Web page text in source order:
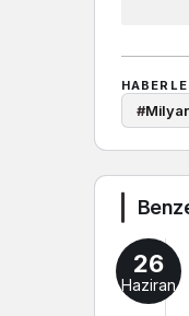
#Milyar
26
Haziran